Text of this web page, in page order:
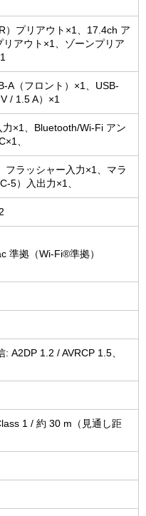
）プリアウト×1、17.4ch ア
リアウト×1、ゾーンプリア
A（フロント）×1、USB-
/ 1.5 A）×1
×1、Bluetooth/Wi-Fi アン
、
フラッシャー入力×1、マラ
5）入出力×1、
準拠（Wi-Fi®準拠）
A2DP 1.2 / AVRCP 1.5、
1 / 約 30 m（見通し距